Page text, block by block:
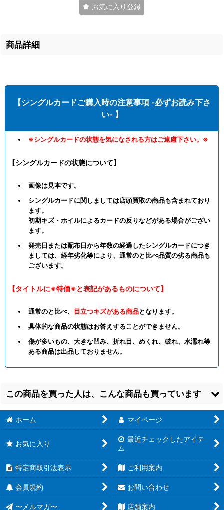
お気に入り登録
商品詳細
【シングルカードご購入時の注意事項 -必ずお読み下さ
い- 】
※シングルカードの状態を気になされる方はご遠慮下さい。※
【シングルカードの状態について】
画像は見本です。
シングルカードに関しましては店頭買取の商品も含まれており
ます。
初期キズ・ホイルによるカードの反りなどがある場合がござい
ます。
発売日または配布日から年数の経過したシングルカードにつき
ましては、経年劣化等により、通常のと比べ品質の劣る商品も
ございます。
【タイトルに※特価※と表記があるものについて】
通常のと比べ、 目立つキズがある商品となります。
具体的な商品の状態はお答えすることができません。
傷が多いもの、大きな凹み、折れ目、めくれ、破れ、水濡れ等
ある商品は出品しておりません。
この商品を買った人は、こんな商品も買っています
【OSC-HSTL】海果＆
ユウ【☆2】
[ HSTL/01-073
30円 (税込)
【OSC-HSTL】海果＆
ユウ【☆2】
HSTL/01-076
(税込)
【OSC-HSTL】海果＆
ユウ【☆2】
[ HSTL/01-074
30
ホーム マイページ
お気に入り
最近チェックしたアイテ
ム
特定商取引法表示 ご利用案内
会員規約 お問い合わせ
〜メルマガ〜 店舗案内